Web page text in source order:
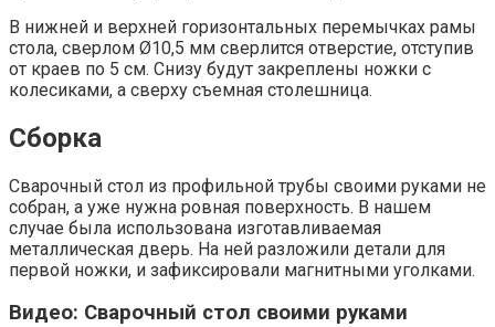
В нижней и верхней горизонтальных перемычках рамы
стола, сверлом Ø10,5 мм сверлится отверстие, отступив
от краев по 5 см. Снизу будут закреплены ножки с
колесиками, а сверху съемная столешница.
Сборка
Сварочный стол из профильной трубы своими руками не
собран, а уже нужна ровная поверхность. В нашем
случае была использована изготавливаемая
металлическая дверь. На ней разложили детали для
первой ножки, и зафиксировали магнитными уголками.
Видео: Сварочный стол своими руками